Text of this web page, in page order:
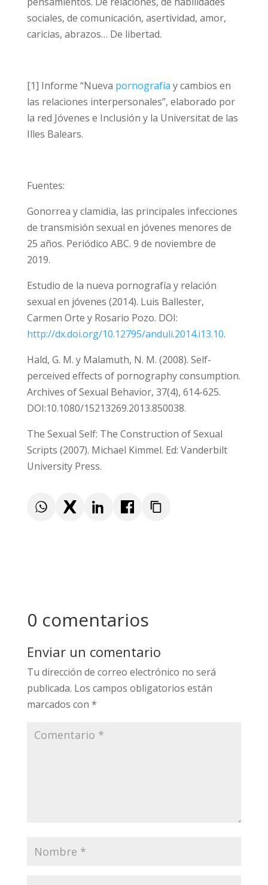
consumo precoz de porno. El porno pone en
juego su salud física y emocional.
emociones, pensamientos. De relaciones, de
habilidades sociales, de comunicación,
asertividad, amor, caricias, abrazos… De
libertad.
[1] Informe “Nueva
por la red Jóvenes e Inclusión y la Universitat
de las Illes Balears.
Fuentes:
Gonorrea y clamidia, las principales
infecciones de transmisión sexual en jóvenes
menores de 25 años. Periódico ABC. 9 de
noviembre de 2019.
Estudio de la nueva pornografía y relación
sexual en jóvenes (2014). Luis Ballester,
Carmen Orte y Rosario Pozo. DOI:
http://dx.doi.org/10.12795/anduli.2014.i13.10
Hald, G. M. y Malamuth, N. M. (2008). Self-
perceived effects of pornography
37(4), 614-625.
DOI:10.1080/15213269.2013.850038.
0 comentarios